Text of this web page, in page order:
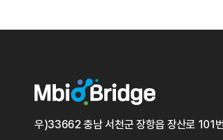
우)33662 충남 서천군 장항읍 장산로 101